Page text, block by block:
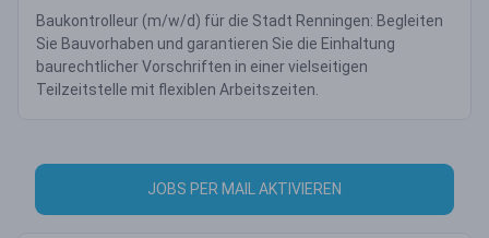
Baukontrolleur (m/w/d) für die Stadt Renningen: Begleiten
Sie Bauvorhaben und garantieren Sie die Einhaltung
baurechtlicher Vorschriften in einer vielseitigen
Teilzeitstelle mit flexiblen Arbeitszeiten.
JOBS PER MAIL AKTIVIEREN